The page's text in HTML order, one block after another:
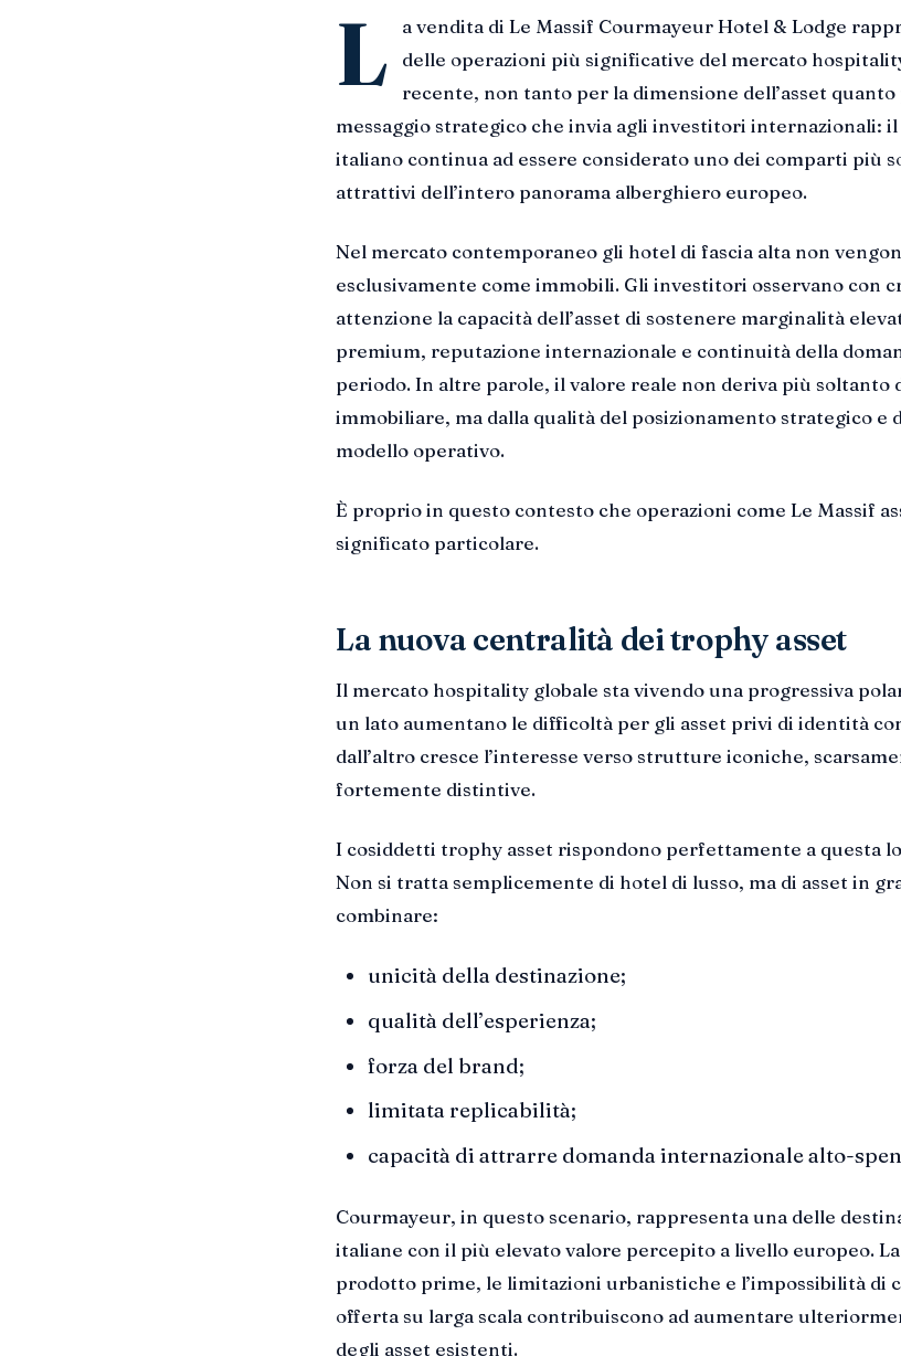
L
a vendita di Le Massif Courmayeur Hotel & Lodge
delle operazioni più significative del mercato
recente, non tanto per la dimensione dell’asset
messaggio strategico che invia agli investitori internazionali:
italiano continua ad essere considerato uno dei comparti più
attrattivi dell’intero panorama alberghiero europeo.
Nel mercato contemporaneo gli hotel di fascia alta non
esclusivamente come immobili. Gli investitori osservano con
attenzione la capacità dell’asset di sostenere marginalità
premium, reputazione internazionale e continuità della
periodo. In altre parole, il valore reale non deriva più soltanto
immobiliare, ma dalla qualità del posizionamento strategico e
modello operativo.
È proprio in questo contesto che operazioni come Le Massif
significato particolare.
La nuova centralità dei trophy asset
Il mercato hospitality globale sta vivendo una progressiva
un lato aumentano le difficoltà per gli asset privi di identità
dall’altro cresce l’interesse verso strutture iconiche,
fortemente distintive.
I cosiddetti trophy asset rispondono perfettamente a questa
Non si tratta semplicemente di hotel di lusso, ma di asset in
combinare:
unicità della destinazione;
qualità dell’esperienza;
forza del brand;
limitata replicabilità;
capacità di attrarre domanda internazionale alto-
Courmayeur, in questo scenario, rappresenta una delle
italiane con il più elevato valore percepito a livello europeo.
prodotto prime, le limitazioni urbanistiche e l’impossibilità di
offerta su larga scala contribuiscono ad aumentare
degli asset esistenti.